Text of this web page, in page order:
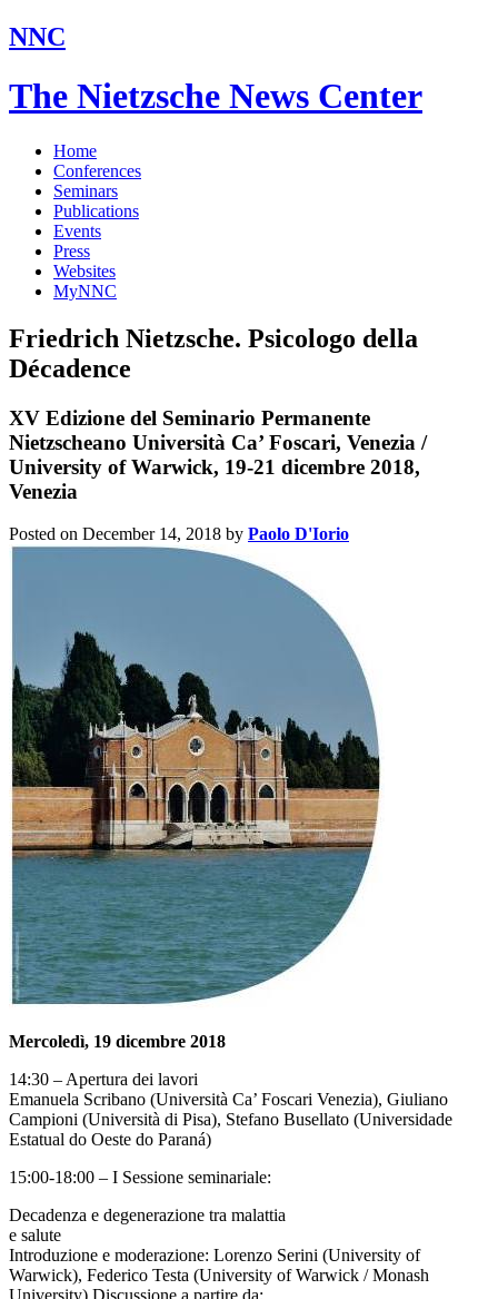
NNC
The Nietzsche News Center
Home
Conferences
Seminars
Publications
Events
Press
Websites
MyNNC
Friedrich Nietzsche. Psicologo della
Décadence
XV Edizione del Seminario Permanente
Nietzscheano Università Ca’ Foscari, Venezia /
University of Warwick, 19-21 dicembre 2018,
Venezia
Posted on December 14, 2018 by Paolo D'Iorio
Mercoledì, 19 dicembre 2018
14:30 – Apertura dei lavori
Emanuela Scribano (Università Ca’ Foscari Venezia), Giuliano
Campioni (Università di Pisa), Stefano Busellato (Universidade
Estatual do Oeste do Paraná)
15:00-18:00 – I Sessione seminariale:
Decadenza e degenerazione tra malattia
e salute
Introduzione e moderazione: Lorenzo Serini (University of
Warwick), Federico Testa (University of Warwick / Monash